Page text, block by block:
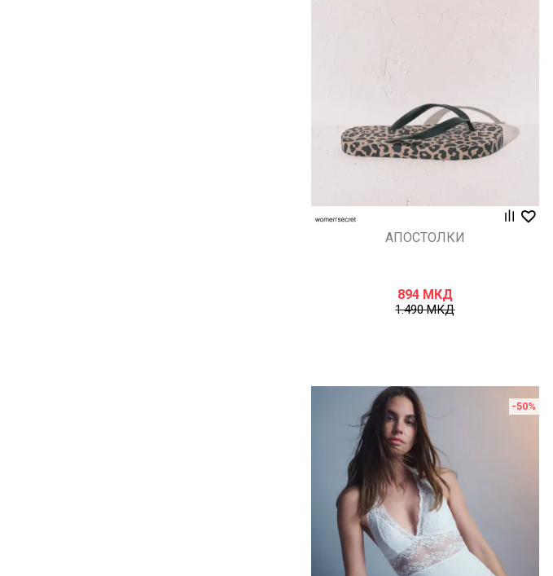
АПОСТОЛКИ
894 МКД
1.490МКД
Uporedi
-50%